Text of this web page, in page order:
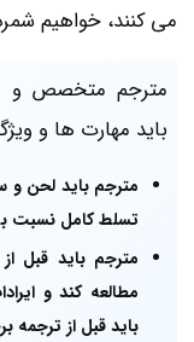
می کنند، خواهیم
مترجم متخصص و
باید مهارت ها و
مترجم باید لحن
تسلط کامل نسبت
مترجم باید قبل
مطالعه کند و
باید قبل از ترجمه